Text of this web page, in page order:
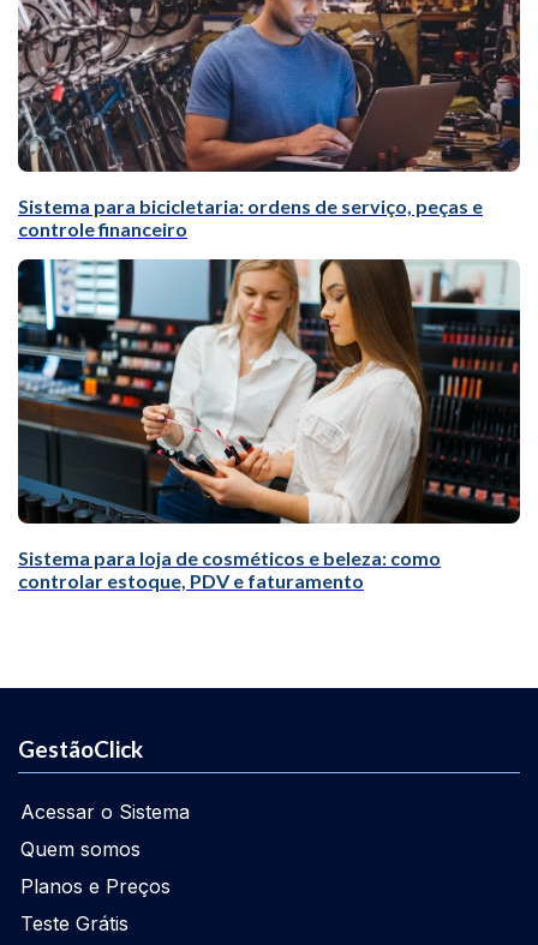
Sistema para bicicletaria: ordens de serviço, peças e
controle financeiro
Sistema para loja de cosméticos e beleza: como
controlar estoque, PDV e faturamento
GestãoClick
Acessar o Sistema
Quem somos
Planos e Preços
Teste Grátis